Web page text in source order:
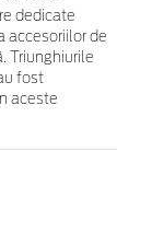
dedicate
accesoriilor de
Triunghiurile
fost
aceste